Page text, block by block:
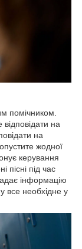
помічником.
на
на
жодної
керування
пісні під час
інформацію
все необхідне у